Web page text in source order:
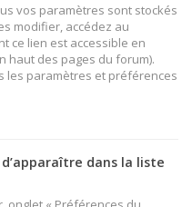
vos paramètres sont stockés
modifier, accédez au
ce lien est accessible en
haut des pages du forum).
les paramètres et préférences
dans la liste